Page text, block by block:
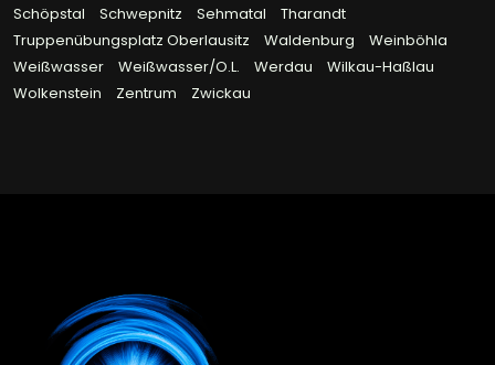
Schöpstal
Schwepnitz Sehmatal
Tharandt
Truppenübungsplatz Oberlausitz
Waldenburg
Weinböhla
Weißwasser
Weißwasser/O.L. Werdau
Wilkau-Haßlau
Wolkenstein
Zentrum Zwickau